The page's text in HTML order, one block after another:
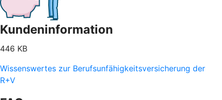
Kundeninformation
446 KB
Wissenswertes zur Berufsunfähigkeitsversicherung der
R+V